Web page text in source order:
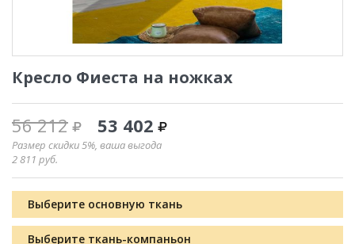
Кресло Фиеста на ножках
56 212 53 402
Размер скидки 5%, ваша выгода
2 811 руб.
Выберите основную ткань
Выберите ткань-компаньон